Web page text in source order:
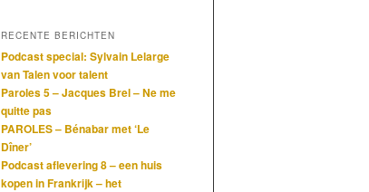
RECENTE BERICHTEN
Podcast special: Sylvain Lelarge
van Talen voor talent
Paroles 5 – Jacques Brel – Ne me
quitte pas
PAROLES – Bénabar met ‘Le
Dîner’
Podcast aflevering 8 – een huis
kopen in Frankrijk – het